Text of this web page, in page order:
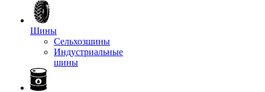
Шины
Сельхозшины
Индустриальные
шины